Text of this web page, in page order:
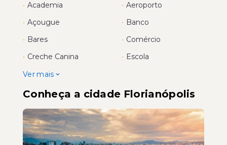
• Academia • Aeroporto
• Açougue • Banco
• Bares • Comércio
• Creche Canina • Escola
Ver mais
Conheça a cidade Florianópolis